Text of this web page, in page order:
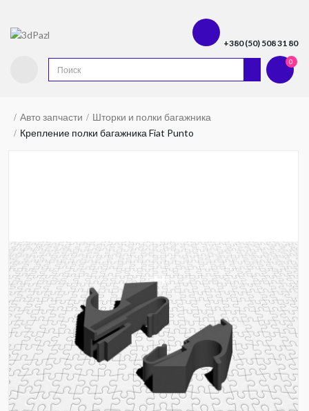
+380 (50) 508 31 80
0
Авто запчасти
Шторки и полки багажника
Крепление полки багажника Fiat Punto